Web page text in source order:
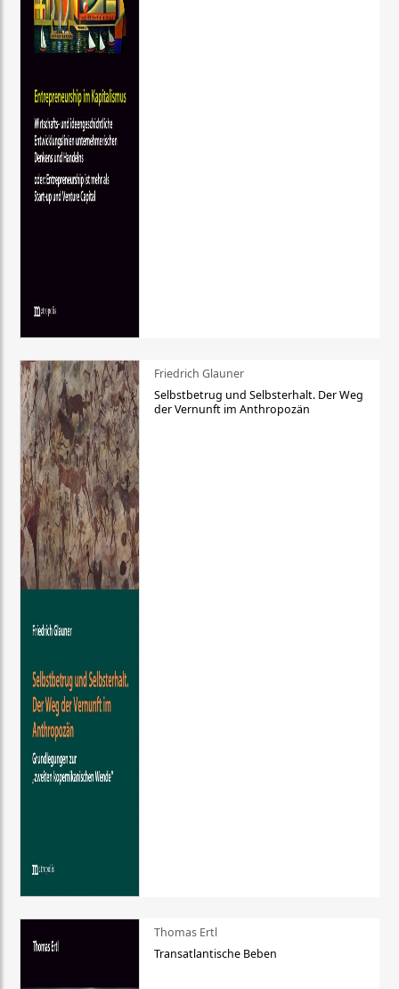
Friedrich Glauner
Selbstbetrug und Selbsterhalt. Der Weg
der Vernunft im Anthropozän
Thomas Ertl
Transatlantische Beben